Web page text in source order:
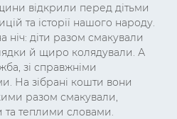
відкрили перед дітьми
та історії нашого народу.
ніч: діти разом смакували
й щиро колядували. А
зі справжніми
На зібрані кошти вони
разом смакували,
теплими словами.